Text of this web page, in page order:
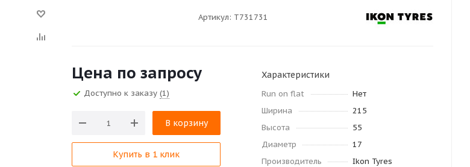
Артикул: T731731
Цена по запросу
Доступно к заказу (1)
В корзину
Купить в 1 клик
Характеристики
Run on flat
Нет
Ширина
215
Высота
55
Диаметр
17
Производитель
Ikon Tyres